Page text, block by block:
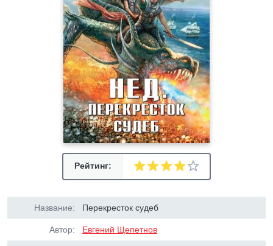
Рейтинг:
Название: Перекресток судеб
Автор: Евгений Щепетнов